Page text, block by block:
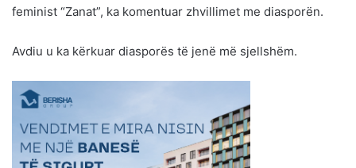
feminist “Zanat”, ka komentuar zhvillimet me diasporën.
Avdiu u ka kërkuar diasporës të jenë më sjellshëm.